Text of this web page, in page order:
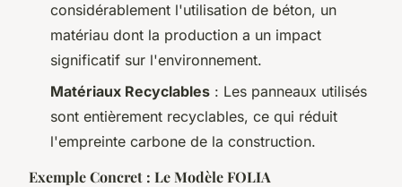
considérablement l'utilisation de béton, un
matériau dont la production a un impact
significatif sur l'environnement.
Matériaux Recyclables : Les panneaux utilisés
sont entièrement recyclables, ce qui réduit
l'empreinte carbone de la construction.
Exemple Concret : Le Modèle FOLIA